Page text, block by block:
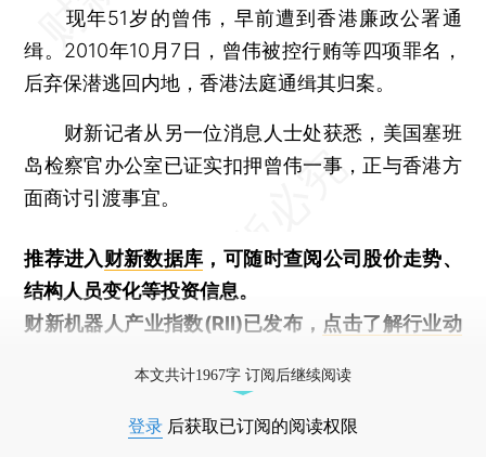
现年51岁的曾伟，早前遭到香港廉政公署通
缉。2010年10月7日，曾伟被控行贿等四项罪名，
后弃保潜逃回内地，香港法庭通缉其归案。
财新记者从另一位消息人士处获悉，美国塞班
岛检察官办公室已证实扣押曾伟一事，正与香港方
面商讨引渡事宜。
推荐进入财新数据库 ，可随时查阅公司股价走势、
结构人员变化等投资信息。
财新机器人产业指数(RII)已发布， 点击了解行业动
本文共计1967字 订阅后继续阅读
登录 后获取已订阅的阅读权限